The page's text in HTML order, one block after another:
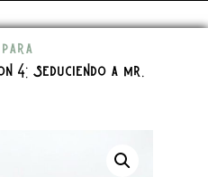
4: seduciendo a mr.